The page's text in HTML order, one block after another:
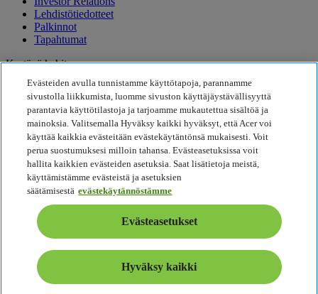
Lehdistötiedotteet
Palkinnot
Tapahtumat
Kestävä kehitys
Kestävä kehitys
Yhteiskuntavastuu
Tuotteen hiilijalanjälki
Project Humanity
Earthion
Tietosuojakäytäntö
Evästekäytäntö
Oikeudellinen huomautus
Oikeudelliset lisätiedot
Saavutettavuuskäytäntö
Evästeasetukset
Suomi - Suomalainen
© 2026 Acer Inc.
Evästeiden avulla tunnistamme käyttötapoja, parannamme
sivustolla liikkumista, luomme sivuston käyttäjäystävällisyyttä
parantavia käyttötilastoja ja tarjoamme mukautettua sisältöä ja
mainoksia. Valitsemalla Hyväksy kaikki hyväksyt, että Acer voi
käyttää kaikkia evästeitään evästekäytäntönsä mukaisesti. Voit
perua suostumuksesi milloin tahansa. Evästeasetuksissa voit
hallita kaikkien evästeiden asetuksia. Saat lisätietoja meistä,
käyttämistämme evästeistä ja asetuksien
säätämisestä evästekäytännöstämme
Evästeasetukset
Hyväksy kaikki